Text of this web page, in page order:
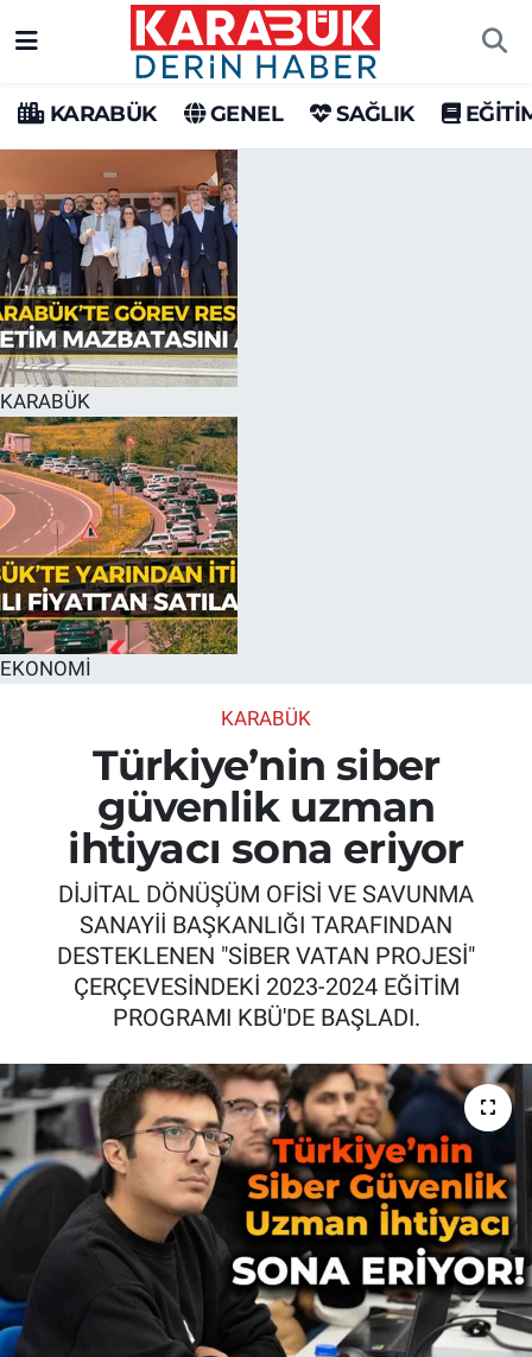
KARABÜK GENEL SAĞLIK
KARABÜK
EKONOMİ
KARABÜK
Türkiye’nin siber
güvenlik uzman
ihtiyacı sona eriyor
DİJİTAL DÖNÜŞÜM OFİSİ VE SAVUNMA
SANAYİİ BAŞKANLIĞI TARAFINDAN
DESTEKLENEN "SİBER VATAN PROJESİ"
ÇERÇEVESİNDEKİ 2023-2024 EĞİTİM
PROGRAMI KBÜ'DE BAŞLADI.
Karabük Hava Durumu
Karabük Trafik Yoğunluk Haritası
Süper Lig Puan Durumu ve Fikstür
Tüm Manşetler
Son Dakika Haberleri
Haber Arşivi